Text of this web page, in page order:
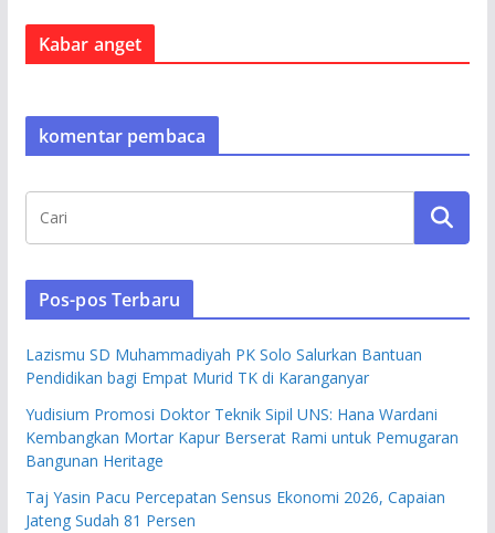
Kabar anget
komentar pembaca
Pos-pos Terbaru
Lazismu SD Muhammadiyah PK Solo Salurkan Bantuan
Pendidikan bagi Empat Murid TK di Karanganyar
Yudisium Promosi Doktor Teknik Sipil UNS: Hana Wardani
Kembangkan Mortar Kapur Berserat Rami untuk Pemugaran
Bangunan Heritage
Taj Yasin Pacu Percepatan Sensus Ekonomi 2026, Capaian
Jateng Sudah 81 Persen